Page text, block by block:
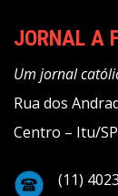
JORNAL A
Um jornal
Rua dos
Centro – Itu/SP
(11)